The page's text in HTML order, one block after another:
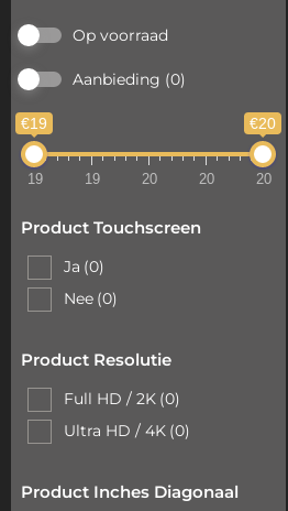
Op voorraad
Aanbieding (0)
€19 €20
19 19 20 20 20
Product Touchscreen
Ja (0)
Nee (0)
Product Resolutie
Full HD / 2K (0)
Ultra HD / 4K (0)
Product Inches Diagonaal